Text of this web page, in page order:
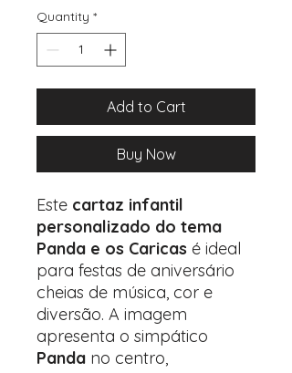
Quantity *
Add to Cart
Buy Now
Este cartaz infantil
personalizado do tema
Panda e os Caricas é ideal
para festas de aniversário
cheias de música, cor e
diversão. A imagem
apresenta o simpático
Panda no centro,